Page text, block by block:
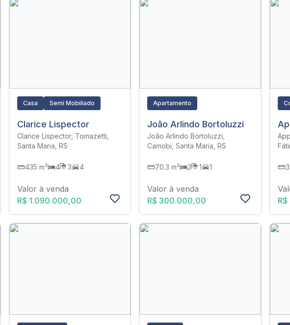
Casa Semi Mobiliado
Clarice Lispector
Clarice Lispector, Tomazetti,
Santa Maria, RS
435 m² 4 3 4
Valor à venda
R$ 1.090.000,00
Apartamento
João Arlindo Bortoluzzi
João Arlindo Bortoluzzi,
Camobi, Santa Maria, RS
70.3 m² 2 1 1
Valor à venda
R$ 300.000,00